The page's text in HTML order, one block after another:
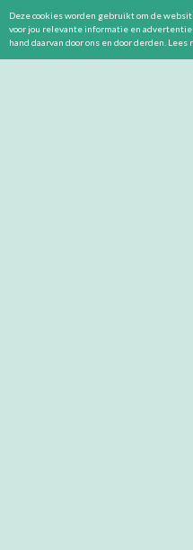
Deze cookies worden gebruikt om de
voor jou relevante informatie en
hand daarvan door ons en door derden. Lees